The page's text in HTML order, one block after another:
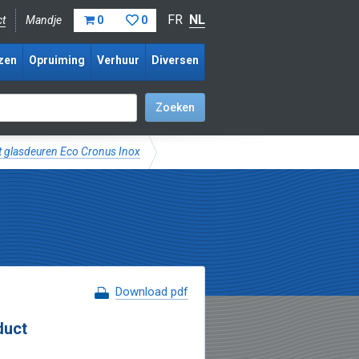
Mandje 0 0 FR NL
Opruiming Verhuur Diversen
Eco Cronus Inox
Download pdf